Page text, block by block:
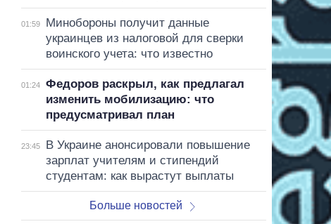
01:59
Минобороны получит данные
украинцев из налоговой для сверки
воинского учета: что известно
01:24
Федоров раскрыл, как предлагал
изменить мобилизацию: что
предусматривал план
23:45
В Украине анонсировали повышение
зарплат учителям и стипендий
студентам: как вырастут выплаты
Больше новостей